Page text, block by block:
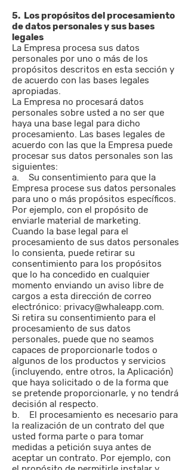
5. Los propósitos del procesamiento
de datos personales y sus bases
legales
La Empresa procesa sus datos
personales por uno o más de los
propósitos descritos en esta sección y
de acuerdo con las bases legales
apropiadas.
La Empresa no procesará datos
personales sobre usted a no ser que
haya una base legal para dicho
procesamiento. Las bases legales de
acuerdo con las que la Empresa puede
procesar sus datos personales son las
siguientes:
a. Su consentimiento para que la
Empresa procese sus datos personales
para uno o más propósitos específicos.
Por ejemplo, con el propósito de
enviarle material de marketing.
Cuando la base legal para el
procesamiento de sus datos personales
lo consienta, puede retirar su
consentimiento para los propósitos
que lo ha concedido en cualquier
momento enviando un aviso libre de
cargos a esta dirección de correo
electrónico: privacy@whaleapp.com.
Si retira su consentimiento para el
procesamiento de sus datos
personales, puede que no seamos
capaces de proporcionarle todos o
algunos de los productos y servicios
(incluyendo, entre otros, la Aplicación)
que haya solicitado o de la forma que
se pretende proporcionarle, y no tendrá
decisión al respecto.
b. El procesamiento es necesario para
la realización de un contrato del que
usted forma parte o para tomar
medidas a petición suya antes de
aceptar un contrato. Por ejemplo, con